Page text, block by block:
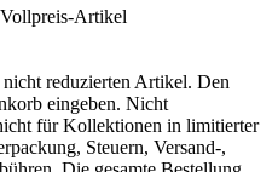
Artikel
reduzierten Artikel. Den
eingeben. Nicht
für Kollektionen in limitierter
Steuern, Versand-,